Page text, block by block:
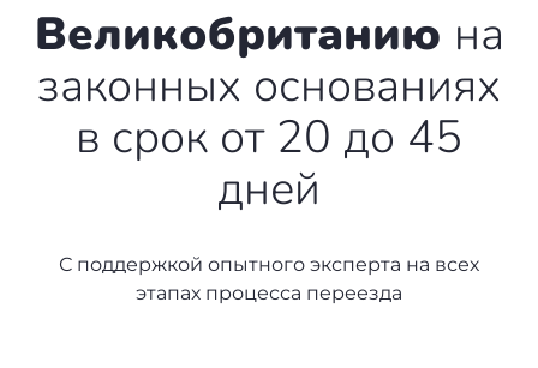
Великобританию на
законных основаниях
в срок от 20 до 45
дней
С поддержкой опытного эксперта на всех
этапах процесса переезда
Гражданство
Европа
Мальта
Турция
ВНЖ
Европа
Италия
Великобритания
Португалия
О компании
Подбор программы
Партнерская программа
О нас